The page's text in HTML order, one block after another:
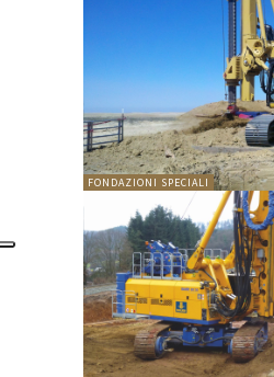
FONDAZIONI SPECIALI